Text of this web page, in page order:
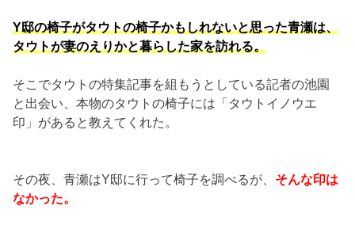
Y邸の椅子がタウトの椅子かもしれないと思った青瀬は、
タウトが妻のえりかと暮らした家を訪れる。
そこでタウトの特集記事を組もうとしている記者の池園
と出会い、本物のタウトの椅子には「タウトイノウエ
印」があると教えてくれた。
その夜、青瀬はY邸に行って椅子を調べるが、 そんな印は
なかった。